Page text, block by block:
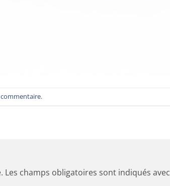
.
Les champs obligatoires sont indiqués avec